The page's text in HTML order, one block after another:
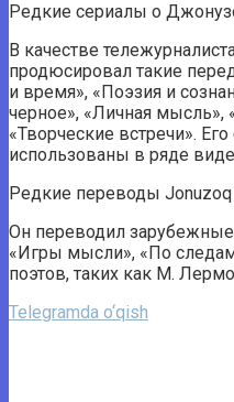
Редкие сериалы о
В качестве
продюсировал такие
и время», «Поэзия и
черное», «Личная мысль»,
«Творческие встречи».
использованы в ряде
Редкие переводы Jonuzoq
Он переводил
«Игры мысли», «По
поэтов, таких как М.
Telegramda o‘qish